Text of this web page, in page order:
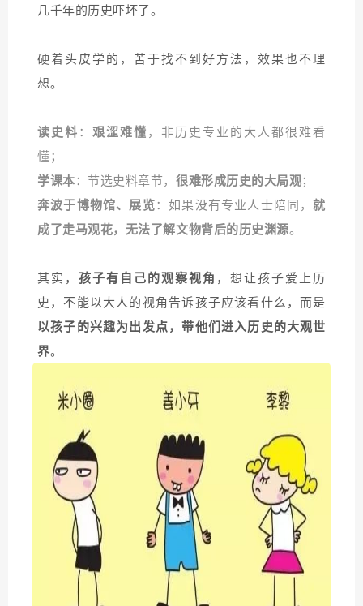
几千年的历史吓坏了。
硬着头皮学的，苦于找不到好方法，效果也不理
想。
读史料 ：艰涩难懂 ，非历史专业的大人都很难看
懂；
学课本：节选史料章节， 很难形成历史的大局观；
奔波于博物馆、展览：如果没有专业人士陪同，就
成了走马观花，无法了解文物背后的历史渊源。
其实，孩子有自己的观察视角 ，想让孩子爱上历
史，不能以大人的视角告诉孩子应该看什么，而是
以孩子的兴趣为出发点，带他们进入历史的大观世
界。